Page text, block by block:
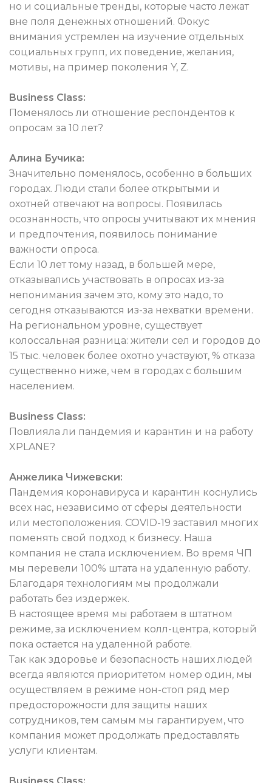
но и социальные тренды, которые часто лежат
вне поля денежных отношений. Фокус
внимания устремлен на изучение отдельных
социальных групп, их поведение, желания,
мотивы, на пример поколения Y, Z.
Business Class:
Поменялось ли отношение респондентов к
опросам за 10 лет?
Алина Бучика:
Значительно поменялось, особенно в больших
городах. Люди стали более открытыми и
охотней отвечают на вопросы. Появилась
осознанность, что опросы учитывают их мнения
и предпочтения, появилось понимание
важности опроса.
Если 10 лет тому назад, в большей мере,
отказывались участвовать в опросах из-за
непонимания зачем это, кому это надо, то
сегодня отказываются из-за нехватки времени.
На региональном уровне, существует
колоссальная разница: жители сел и городов до
15 тыс. человек более охотно участвуют, % отказа
существенно ниже, чем в городах с большим
населением.
Business Class:
Повлияла ли пандемия и карантин и на работу
XPLANE?
Анжелика Чижевски:
Пандемия коронавируса и карантин коснулись
всех нас, независимо от сферы деятельности
или местоположения. COVID-19 заставил многих
поменять свой подход к бизнесу. Наша
компания не стала исключением. Во время ЧП
мы перевели 100% штата на удаленную работу.
Благодаря технологиям мы продолжали
работать без издержек.
В настоящее время мы работаем в штатном
режиме, за исключением колл-центра, который
пока остается на удаленной работе.
Так как здоровье и безопасность наших людей
всегда являются приоритетом номер один, мы
осуществляем в режиме нон-стоп ряд мер
предосторожности для защиты наших
сотрудников, тем самым мы гарантируем, что
компания может продолжать предоставлять
услуги клиентам.